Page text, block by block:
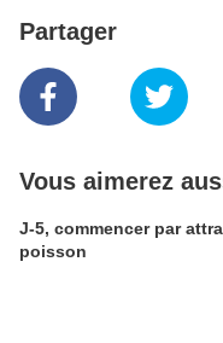
Partager
Vous aimerez
J-5, commencer par
poisson